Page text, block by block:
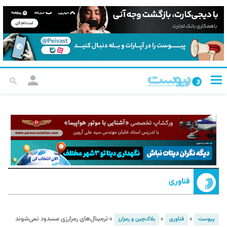
فناوری
پیوست » فناوری » بلاک‌چین و رمزارز »ترمینال‌های رمزارزی مسدود نمی‌شوند